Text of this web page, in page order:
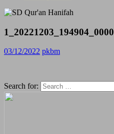
1_20221203_194904_0000
03/12/2022 pkbm
Search for: